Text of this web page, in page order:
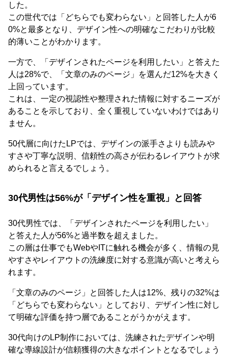
した。
この世代では「どちらでも変わらない」と回答した人が6
0%と最多となり、デザイン性への明確なこだわりが比較
的薄いことがわかります。
一方で、「デザインされたページを利用したい」と答えた
人は28%で、「文章のみのページ」を選んだ12%を大きく
上回っています。
これは、一定の視認性や整理された情報に対するニーズが
あることを示しており、全く重視していないわけではあり
ません。
50代層に向けたLPでは、デザインの派手さよりも読みや
すさや丁寧な説明、信頼性の高さが伝わるレイアウトが求
められると言えるでしょう。
30代男性は56%が「デザイン性を重視」と回答
30代男性では、「デザインされたページを利用したい」
と答えた人が56%と過半数を超えました。
この層は仕事でもWebやITに触れる機会が多く、情報の見
やすさやレイアウトの洗練度に対する意識が高いと考えら
れます。
「文章のみのページ」と回答した人は12%、残りの32%は
「どちらでも変わらない」としており、デザイン性に対し
て明確な評価を持つ層であることがうかがえます。
30代向けのLP制作においては、洗練されたデザインや明
確な導線設計が信頼獲得の大きなポイントとなるでしょう